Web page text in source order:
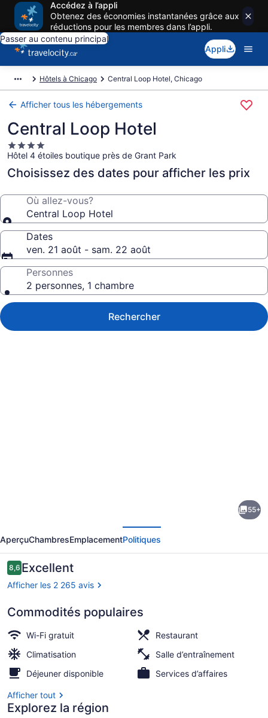
Accédez à l’appli
Obtenez des économies instantanées grâce aux
réductions pour les membres dans l’appli.
Passer au contenu principal
Appli
Hôtels à Chicago Central Loop Hotel, Chicago
Afficher tous les hébergements
Central Loop Hotel
Hébergement
4.0 étoiles
Hôtel 4 étoiles boutique près de Grant Park
Choisissez des dates pour afficher les prix
Où allez-vous?
Central Loop Hotel
Dates
ven. 21 août - sam. 22 août
Personnes
2 personnes, 1 chambre
Rechercher
Central
Loop
Hotel
Boîte de nuit
55+
AperçuChambresEmplacementPolitiques
Avis
8,68,6 sur 10 –
Excellent
Afficher les 2 265 avis
Commodités populaires
Wi-Fi gratuit
Restaurant
Climatisation
Salle d’entraînement
Déjeuner disponible
Services d’affaires
Afficher tout
Explorez la région